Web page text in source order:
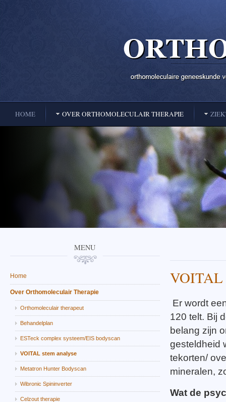
HOME OVER ORTHOMOLECULAIR THERAPIE
VOITAL
Er wordt
120 telt. Bij
belang zijn
gesteldheid
tekorten/
mineralen,
Wat de
MENU
Home
Over Orthomoleculair Therapie
Orthomoleculair therapeut
Behandelplan
ESTeck complex systeem/EIS bodyscan
VOITAL stem analyse
Metatron Hunter Bodyscan
Wibronic Spininverter
Celzout therapie